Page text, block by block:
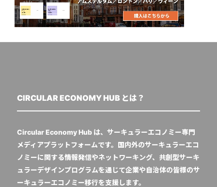
CIRCULAR ECONOMY HUB とは？
Circular Economy Hub は、サーキュラーエコノミー専門
メディアプラットフォームです。国内外のサーキュラーエコ
ノミーに関する情報発信やネットワーキング、共創型サーキ
ュラーデザインプログラムを通じて企業や自治体の皆様のサ
ーキュラーエコノミー移行を支援します。